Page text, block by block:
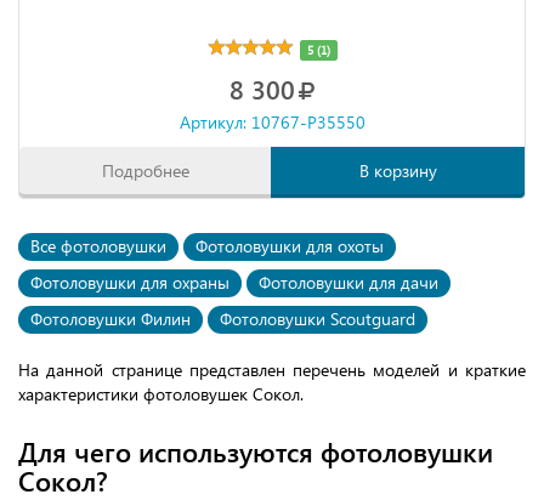
Все фотоловушки
Фотоловушки для охоты
Фотоловушки для охраны
Фотоловушки для дачи
Фотоловушки Филин
Фотоловушки Scoutguard
На данной странице представлен перечень моделей и краткие
характеристики фотоловушек Сокол.
5 (1)
8 300
Артикул: 10767-P35550
Подробнее В корзину
Для чего используются фотоловушки
Сокол?